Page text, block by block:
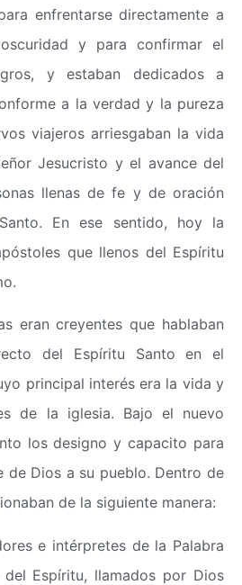
enfrentarse directamente a
y para confirmar el
y estaban dedicados a
a la verdad y la pureza
viajeros arriesgaban la vida
Jesucristo y el avance del
llenas de fe y de oración
En ese sentido, hoy la
que llenos del Espíritu
eran creyentes que hablaban
del Espíritu Santo en el
principal interés era la vida y
de la iglesia. Bajo el nuevo
los designo y capacito para
de Dios a su pueblo. Dentro de
de la siguiente manera:
e intérpretes de la Palabra
Espíritu, llamados por Dios